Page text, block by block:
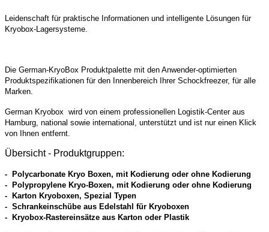
Leidenschaft für praktische Informationen und intelligente Lösungen für
Kryobox-Lagersysteme.
Die German-KryoBox Produktpalette mit den Anwender-optimierten
Produktspezifikationen für den Innenbereich Ihrer Schockfreezer, für alle
Marken.
German Kryobox wird von einem professionellen Logistik-Centeraus
Hamburg , national sowie international, unterstützt und ist nur einen Klick
von Ihnen entfernt.
Übersicht - Produktgruppen:
- Polycarbonate Kryo Boxen, mit Kodierung oder ohne Kodierung
- Polypropylene Kryo-Boxen, mit Kodierung oder ohne Kodierung
- Karton Kryoboxen, Spezial Typen
- Schrankeinschübe aus Edelstahl für Kryoboxen
- Kryobox-Rastereinsätze aus Karton oder Plastik